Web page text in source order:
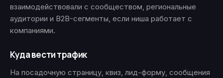
взаимодействовали с сообществом, региональные
аудитории и B2B-сегменты, если ниша работает с
компаниями.
Куда вести трафик
На посадочную страницу, квиз, лид-форму, сообщения